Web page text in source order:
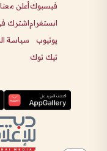
فيسبوك
انستغرام
يوتيوب
تيك توك
أعلن معنا
اشترك
سياسة